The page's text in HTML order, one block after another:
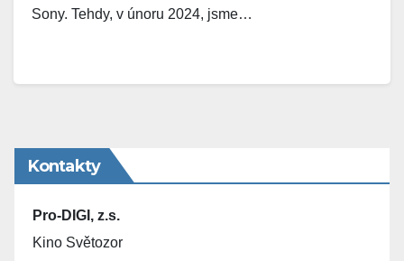
Sony. Tehdy, v únoru 2024, jsme…
Kontakty
Pro-DIGI, z.s.
Kino Světozor